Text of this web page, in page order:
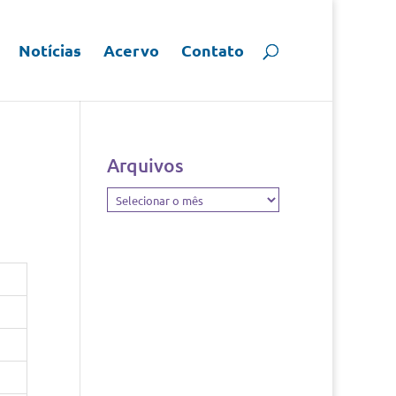
Notícias Acervo Contato
Arquivos
Arquivos